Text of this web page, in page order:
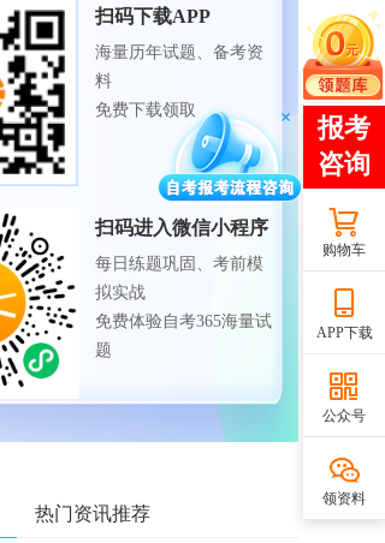
扫码下载APP
海量历年试题、备考资
料
免费下载领取
扫码进入微信小程序
每日练题巩固、考前模
拟实战
免费体验自考365海量试
题
热门资讯推荐
购物车
APP下载
公众号
领资料